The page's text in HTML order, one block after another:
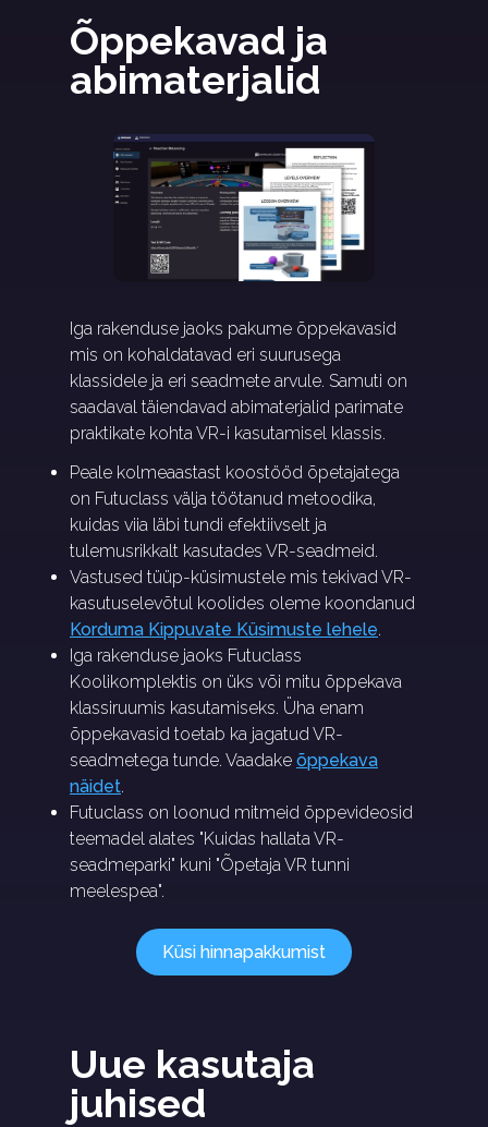
Õppekavad ja
abimaterjalid
Iga rakenduse jaoks pakume õppekavasid
mis on kohaldatavad eri suurusega
klassidele ja eri seadmete arvule. Samuti on
saadaval täiendavad abimaterjalid parimate
praktikate kohta VR-i kasutamisel klassis.
Peale kolmeaastast koostööd õpetajatega
on Futuclass välja töötanud metoodika,
kuidas viia läbi tundi efektiivselt ja
tulemusrikkalt kasutades VR-seadmeid.
Vastused tüüp-küsimustele mis tekivad VR-
kasutuselevõtul koolides oleme koondanud
Korduma Kippuvate Küsimuste lehele.
Iga rakenduse jaoks Futuclass
Koolikomplektis on üks või mitu õppekava
klassiruumis kasutamiseks. Üha enam
õppekavasid toetab ka jagatud VR-
seadmetega tunde. Vaadake õppekava
näidet.
Futuclass on loonud mitmeid õppevideosid
teemadel alates "Kuidas hallata VR-
seadmeparki" kuni "Õpetaja VR tunni
meelespea".
Küsi hinnapakkumist
Uue kasutaja
juhised